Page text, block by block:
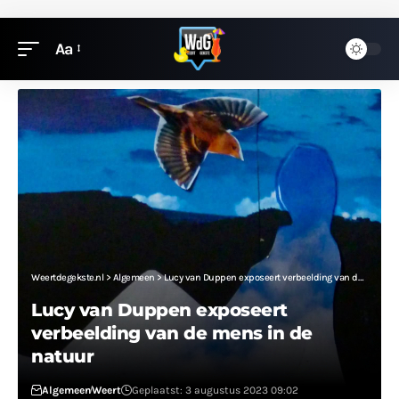
Aa
Weertdegekste.nl> Algemeen >Lucy van Duppen exposeert verbeelding van de mens in de natuur
Lucy van Duppen exposeert
verbeelding van de mens in de
natuur
AlgemeenWeert
Geplaatst: 3 augustus 2023 09:02